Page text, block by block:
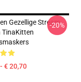
Gezellige Stream
TinaKitten
€ 20,70
-20%